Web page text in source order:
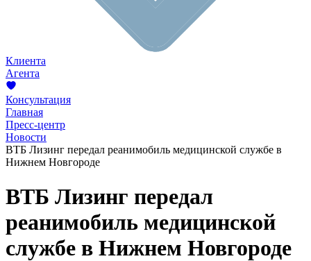
Клиента
Агента
Консультация
Главная
Пресс-центр
Новости
ВТБ Лизинг передал реанимобиль медицинской службе в
Нижнем Новгороде
ВТБ Лизинг передал
реанимобиль медицинской
службе в Нижнем Новгороде